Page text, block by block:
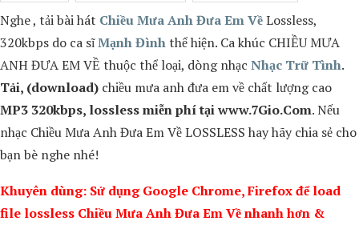
Nghe , tải bài hát Chiều Mưa Anh Đưa Em VềLossless,
320kbps do ca sĩMạnh Đìnhthể hiện. Ca khúc CHIỀU MƯA
ANH ĐƯA EM VỀ thuộc thể loại, dòng nhạc Nhạc Trữ Tình.
Tải, (download) chiều mưa anh đưa em về chất lượng cao
MP3 320kbps, lossless miễn phí tại www.7Gio.Com. Nếu
nhạc Chiều Mưa Anh Đưa Em VềLOSSLESS hay hãy chia sẻ cho
bạn bè nghe nhé!
Khuyên dùng: Sử dụng Google Chrome, Firefox để load
file lossless Chiều Mưa Anh Đưa Em Về nhanh hơn &